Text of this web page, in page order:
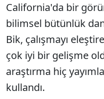
California'da bir
bilimsel bütünlük
Bik, çalışmayı
çok iyi bir gelişme
araştırma hiç
kullandı.